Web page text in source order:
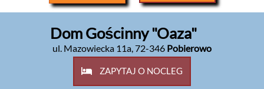
Dom Gościnny "Oaza"
ul. Mazowiecka 11a,72-346 Pobierowo
ZAPYTAJ O NOCLEG